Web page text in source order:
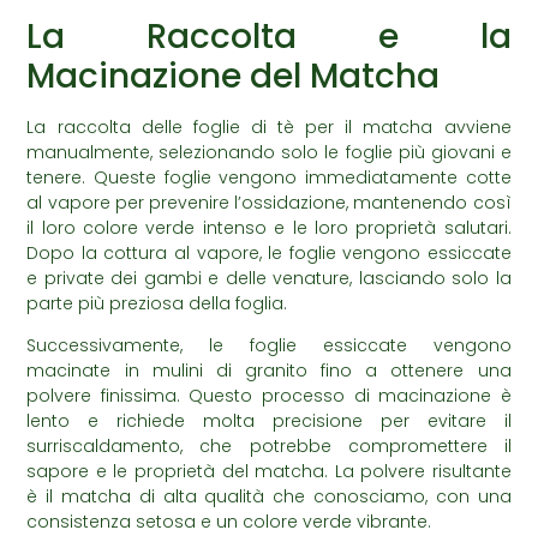
La Raccolta e la
Macinazione del Matcha
La raccolta delle foglie di tè per il matcha avviene
manualmente, selezionando solo le foglie più giovani e
tenere. Queste foglie vengono immediatamente cotte
al vapore per prevenire l’ossidazione, mantenendo così
il loro colore verde intenso e le loro proprietà salutari.
Dopo la cottura al vapore, le foglie vengono essiccate
e private dei gambi e delle venature, lasciando solo la
parte più preziosa della foglia.
Successivamente, le foglie essiccate vengono
macinate in mulini di granito fino a ottenere una
polvere finissima. Questo processo di macinazione è
lento e richiede molta precisione per evitare il
surriscaldamento, che potrebbe compromettere il
sapore e le proprietà del matcha. La polvere risultante
è il matcha di alta qualità che conosciamo, con una
consistenza setosa e un colore verde vibrante.